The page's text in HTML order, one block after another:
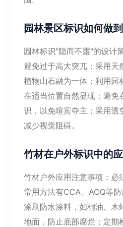
园林景区标识如何做
园林标识"隐而不露"的设计
避免过于高大突兀；采用天
植物山石融为一体；利用园
在适当位置自然显现；避免
识，以免喧宾夺主；采用透
减少视觉阻碍。
竹材在户外标识中的
竹材户外应用注意事项：必
常用方法有CCA、ACQ等
涂刷防水涂料，如桐油、木
地面，防止底部腐烂；定期